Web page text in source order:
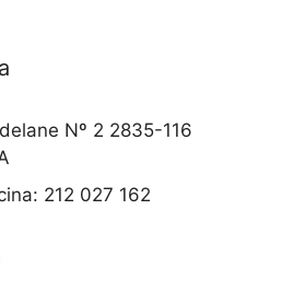
Nº 2 2835-116
212 027 162